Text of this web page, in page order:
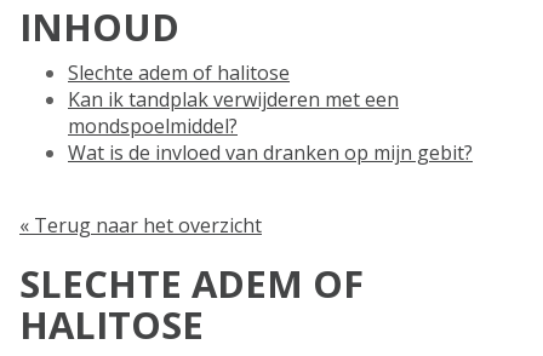
INHOUD
Slechte adem of halitose
Kan ik tandplak verwijderen met een
mondspoelmiddel?
Wat is de invloed van dranken op mijn gebit?
« Terug naar het overzicht
SLECHTE ADEM OF
HALITOSE